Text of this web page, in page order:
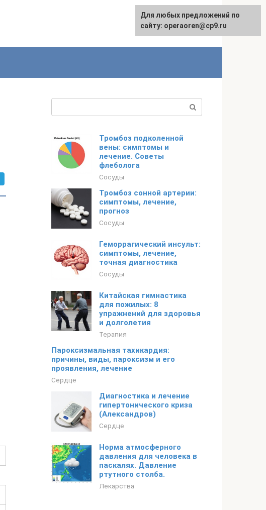
Тромбоз подколенной
вены: симптомы и
лечение. Советы
флеболога
Сосуды
Тромбоз сонной артерии:
симптомы, лечение,
прогноз
Сосуды
Геморрагический инсульт:
симптомы, лечение,
точная диагностика
Сосуды
Китайская гимнастика
для пожилых: 8
упражнений для здоровья
и долголетия
Терапия
Пароксизмальная тахикардия:
причины, виды, пароксизм и его
проявления, лечение
Сердце
Диагностика и лечение
гипертонического криза
(Александров)
Сердце
Норма атмосферного
давления для человека в
паскалях. Давление
ртутного столба.
Лекарства
Для любых предложений по
сайту: operaoren@cp9.ru